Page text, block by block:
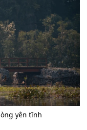
yên tĩnh